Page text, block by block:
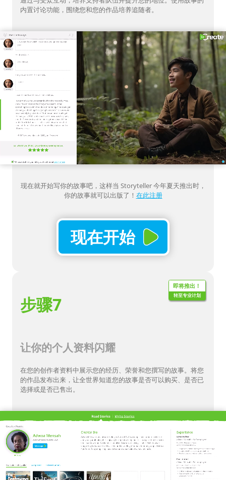
内置讨论功能，围绕您和您的作品培养追随者。
现在就开始写你的故事吧，这样当 Storyteller 今年夏天推出时，
你的故事就可以出版了！ 在此注册
现在开始
步骤7
即将推出！
转至专业计划
让你的个人资料闪耀
在您的创作者资料中展示您的经历、荣誉和您撰写的故事。将您
的作品发布出来，让全世界知道您的故事是否可以购买、是否已
选择或是否已售出。